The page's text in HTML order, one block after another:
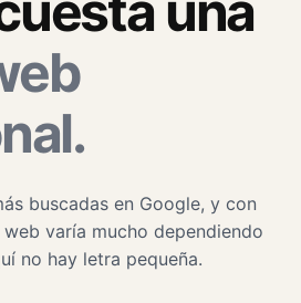
buscadas en Google, y con
varía mucho dependiendo
no hay letra pequeña.